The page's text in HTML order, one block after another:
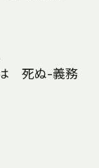
死ぬ-義務